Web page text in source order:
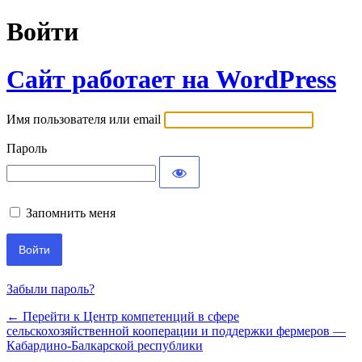
Войти
Сайт работает на WordPress
Имя пользователя или email
Пароль
Запомнить меня
Забыли пароль?
← Перейти к Центр компетенций в сфере
сельскохозяйственной кооперации и поддержки фермеров —
Кабардино-Балкарской республики